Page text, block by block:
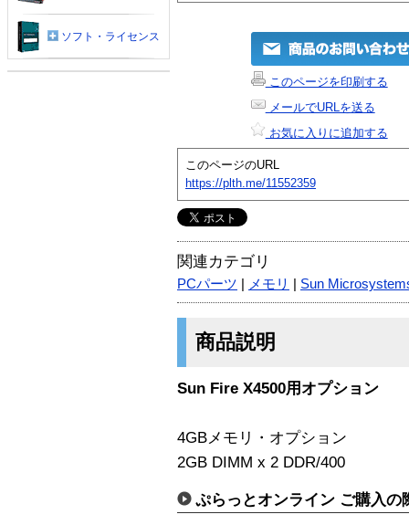
このページを印刷する
メールでURLを送る
お気に入りに追加する
このページのURL
https://plth.me/11552359
関連カテゴリ
PCパーツ メモリ Sun
商品説明
Sun Fire X4500用オプション
4GBメモリ・オプション
2GB DIMM x 2 DDR/400
ぷらっとオンライン ご購入の
ソフト・ライセンス